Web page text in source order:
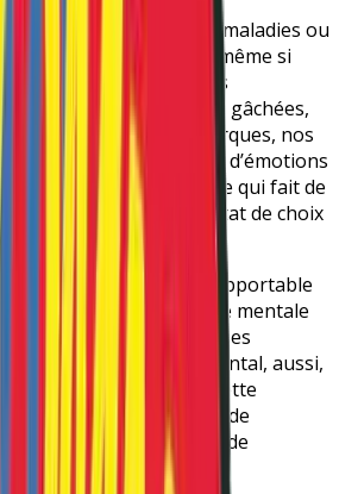
nos identités à des maladies ou
ont de la valeur et, même si
des passages
et des relations gâchées,
en porte encore les marques, nos
de moments uniques, d’émotions
Ce n’est pas notre folie qui fait de
part, mais c’est le résultat de choix
Ministre, il nous est insupportable
nécessaires sur la santé mentale
faux débats et de fausses
reste un droit fondamental, aussi,
notre ras-le-bol de cette
qui il est impossible de
construire, impossible de